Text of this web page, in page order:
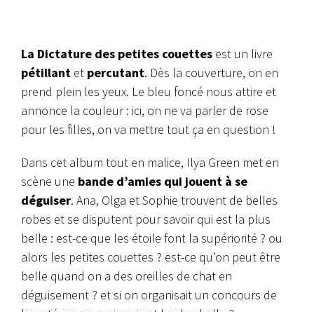
La Dictature des petites couettes est un livre
pétillant et percutant. Dès la couverture, on en
prend plein les yeux. Le bleu foncé nous attire et
annonce la couleur : ici, on ne va parler de rose
pour les filles, on va mettre tout ça en question !
Dans cet album tout en malice, Ilya Green met en
scène une bande d’amies qui jouent à se
déguiser. Ana, Olga et Sophie trouvent de belles
robes et se disputent pour savoir qui est la plus
belle : est-ce que les étoile font la supériorité ? ou
alors les petites couettes ? est-ce qu’on peut être
belle quand on a des oreilles de chat en
déguisement ? et si on organisait un concours de